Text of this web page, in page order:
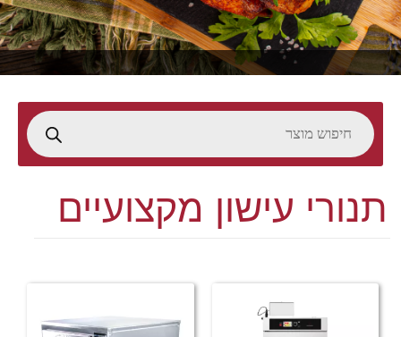
תנורי עישון מקצועיים